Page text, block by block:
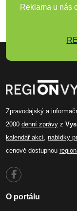
Reklama u nás
Zpravodajský a
2000 denní zprávy z
kalendář akcí nabídky
cenově dostupnou
O portálu